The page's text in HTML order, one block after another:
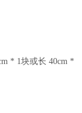
* 1块或长 40cm *